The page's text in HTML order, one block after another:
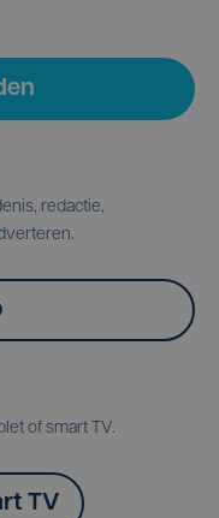
redactie,
of smart TV.
TV